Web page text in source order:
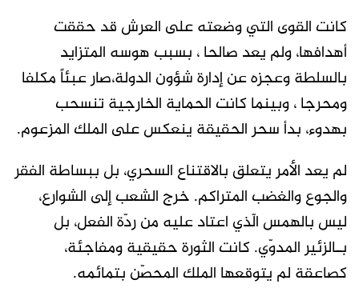
كانت القوى التي وضعته على العرش قد حققت
أهدافها، ولم يعد صالحا ، بسبب هوسه المتزايد
بالسلطة وعجزه عن إدارة شؤون الدولة،صار عبئاً مكلفا
ومحرجا ، وبينما كانت الحماية الخارجية تنسحب
بهدوء، بدأ سحر الحقيقة ينعكس على الملك المزعوم.
لم يعد الأمر يتعلق بالاقتناع السحري، بل ببساطة الفقر
والجوع والغضب المتراكم. خرج الشعب إلى الشوارع،
ليس بالهمس الّذي اعتاد عليه من ردّة الفعل، بل
بـالزئير المدوّي. كانت الثورة حقيقية ومفاجئة،
كصاعقة لم يتوقعها الملك المحصّن بتمائمه.